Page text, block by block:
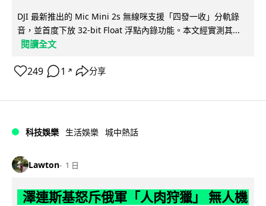
DJI 最新推出的 Mic Mini 2s 無線咪支援「四發一收」分軌錄
音，並首度下放 32-bit Float 浮點內錄功能。本文經實測其...
閱讀全文
249 1 ↗ 分享
科技娛樂 生活娛樂 城中熱話
Lawton 1 日
澤連斯基怒斥俄軍「人肉狩獵」 無人機